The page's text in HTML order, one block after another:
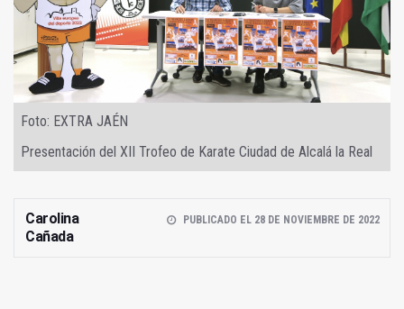
Foto: EXTRA JAÉN
Presentación del XII Trofeo de Karate Ciudad de Alcalá la Real
Carolina
Cañada
PUBLICADO EL 28 DE NOVIEMBRE DE 2022